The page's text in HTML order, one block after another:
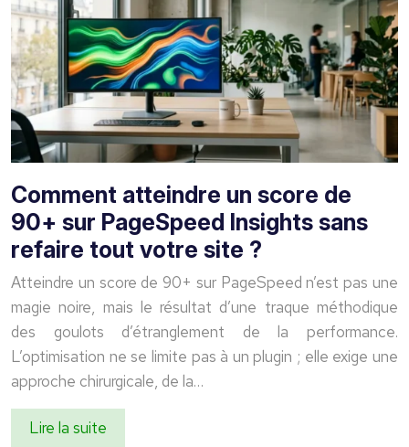
Comment atteindre un score de
90+ sur PageSpeed Insights sans
refaire tout votre site ?
Atteindre un score de 90+ sur PageSpeed n’est pas une
magie noire, mais le résultat d’une traque méthodique
des goulots d’étranglement de la performance.
L’optimisation ne se limite pas à un plugin ; elle exige une
approche chirurgicale, de la…
Lire la suite